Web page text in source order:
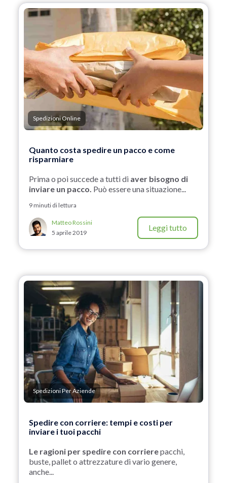
Spedizioni Online
Quanto costa spedire un pacco e come
risparmiare
Prima o poi succede a tutti di aver bisogno di
inviare un pacco. Può essere una situazione...
9 minuti di lettura
Matteo Rossini
5 aprile 2019
Leggi tutto
Spedizioni Per Aziende
Spedire con corriere: tempi e costi per
inviare i tuoi pacchi
Le ragioni per spedire con corrierepacchi,
buste, pallet o attrezzature di vario genere,
anche...